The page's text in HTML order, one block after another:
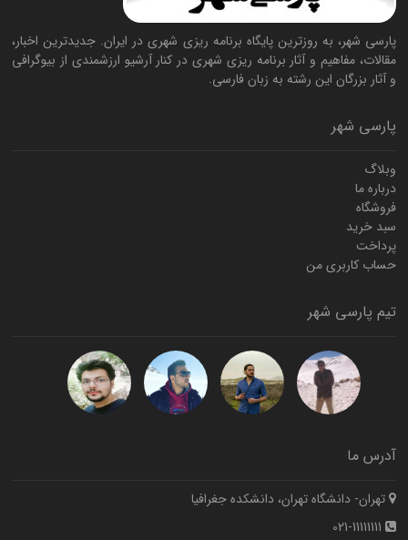
پارسی شهر، به روزترین پایگاه برنامه ریزی شهری در ایران. جدیدترین اخبار،
مقالات، مفاهیم و آثار برنامه ریزی شهری در کنار آرشیو ارزشمندی از بیوگرافی
و آثار بزرگان این رشته به زبان فارسی.
پارسی شهر
وبلاگ
درباره ما
فروشگاه
سبد خرید
پرداخت
حساب کاربری من
تیم پارسی شهر
آدرس ما
تهران- دانشگاه تهران، دانشکده جغرافیا